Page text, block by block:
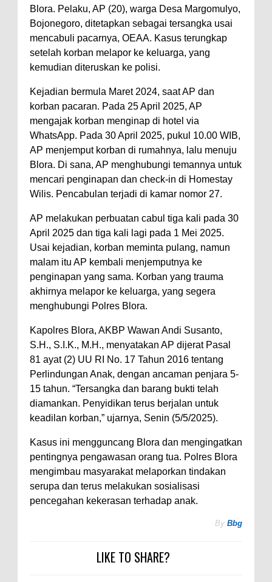
Blora. Pelaku, AP (20), warga Desa Margomulyo,
Bojonegoro, ditetapkan sebagai tersangka usai
mencabuli pacarnya, OEAA. Kasus terungkap
setelah korban melapor ke keluarga, yang
kemudian diteruskan ke polisi.
Kejadian bermula Maret 2024, saat AP dan
korban pacaran. Pada 25 April 2025, AP
mengajak korban menginap di hotel via
WhatsApp. Pada 30 April 2025, pukul 10.00 WIB,
AP menjemput korban di rumahnya, lalu menuju
Blora. Di sana, AP menghubungi temannya untuk
mencari penginapan dan check-in di Homestay
Wilis. Pencabulan terjadi di kamar nomor 27.
AP melakukan perbuatan cabul tiga kali pada 30
April 2025 dan tiga kali lagi pada 1 Mei 2025.
Usai kejadian, korban meminta pulang, namun
malam itu AP kembali menjemputnya ke
penginapan yang sama. Korban yang trauma
akhirnya melapor ke keluarga, yang segera
menghubungi Polres Blora.
Kapolres Blora, AKBP Wawan Andi Susanto,
S.H., S.I.K., M.H., menyatakan AP dijerat Pasal
81 ayat (2) UU RI No. 17 Tahun 2016 tentang
Perlindungan Anak, dengan ancaman penjara 5-
15 tahun. “Tersangka dan barang bukti telah
diamankan. Penyidikan terus berjalan untuk
keadilan korban,” ujarnya, Senin (5/5/2025).
Kasus ini mengguncang Blora dan mengingatkan
pentingnya pengawasan orang tua. Polres Blora
mengimbau masyarakat melaporkan tindakan
serupa dan terus melakukan sosialisasi
pencegahan kekerasan terhadap anak.
By Bbg
LIKE TO SHARE?